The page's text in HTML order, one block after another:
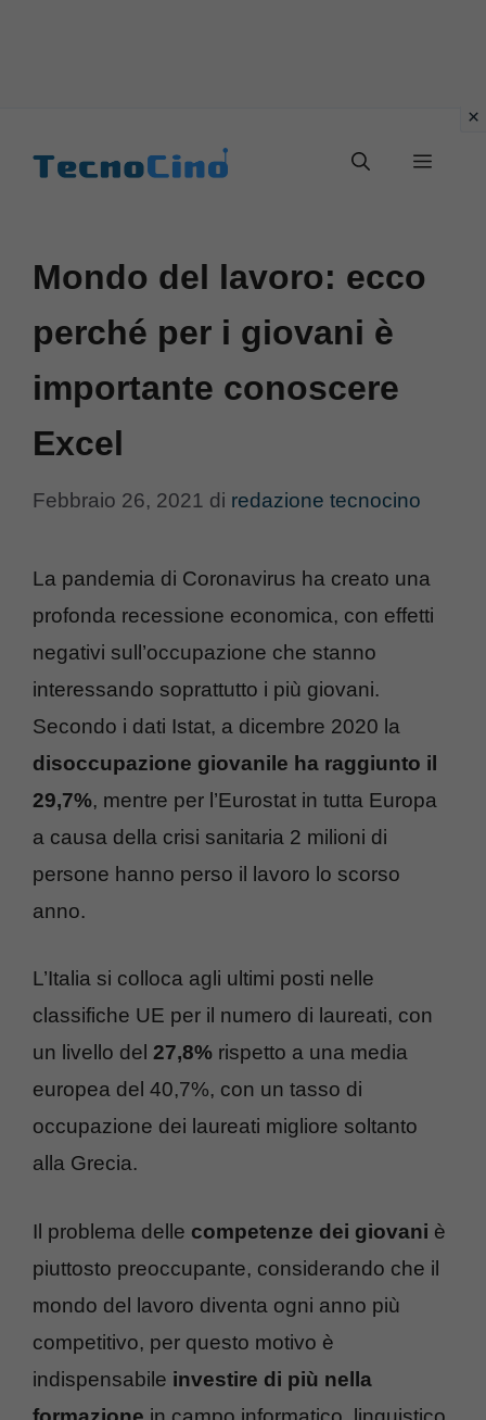
Menu
Mondo del lavoro: ecco
perché per i giovani è
importante conoscere
Excel
Febbraio 26, 2021 di redazione tecnocino
La pandemia di Coronavirus ha creato una
profonda recessione economica, con effetti
negativi sull’occupazione che stanno
interessando soprattutto i più giovani.
Secondo i dati Istat, a dicembre 2020 la
disoccupazione giovanile ha raggiunto il
29,7%, mentre per l’Eurostat in tutta Europa
a causa della crisi sanitaria 2 milioni di
persone hanno perso il lavoro lo scorso
anno.
L’Italia si colloca agli ultimi posti nelle
classifiche UE per il numero di laureati, con
un livello del 27,8% rispetto a una media
europea del 40,7%, con un tasso di
occupazione dei laureati migliore soltanto
alla Grecia.
Il problema delle competenze dei giovani è
piuttosto preoccupante, considerando che il
mondo del lavoro diventa ogni anno più
competitivo, per questo motivo è
indispensabile investire di più nella